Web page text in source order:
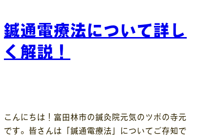
鍼通電療法について詳し
く解説！
こんにちは！富田林市の鍼灸院元気のツボの寺元
です。皆さんは「鍼通電療法」についてご存知で